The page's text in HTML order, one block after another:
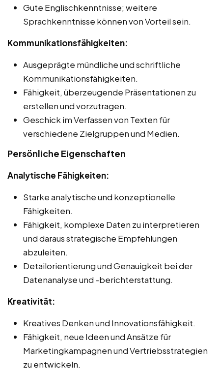
Gute Englischkenntnisse; weitere
Sprachkenntnisse können von Vorteil sein.
Kommunikationsfähigkeiten:
Ausgeprägte mündliche und schriftliche
Kommunikationsfähigkeiten.
Fähigkeit, überzeugende Präsentationen zu
erstellen und vorzutragen.
Geschick im Verfassen von Texten für
verschiedene Zielgruppen und Medien.
Persönliche Eigenschaften
Analytische Fähigkeiten:
Starke analytische und konzeptionelle
Fähigkeiten.
Fähigkeit, komplexe Daten zu interpretieren
und daraus strategische Empfehlungen
abzuleiten.
Detailorientierung und Genauigkeit bei der
Datenanalyse und -berichterstattung.
Kreativität:
Kreatives Denken und Innovationsfähigkeit.
Fähigkeit, neue Ideen und Ansätze für
Marketingkampagnen und Vertriebsstrategien
zu entwickeln.